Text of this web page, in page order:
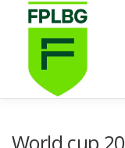
World cup